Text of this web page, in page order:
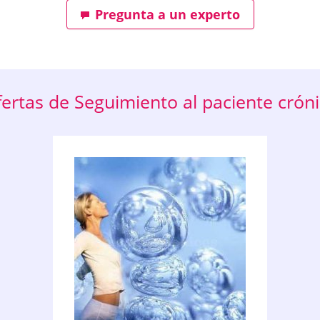
Pregunta a un experto
de Seguimiento al paciente